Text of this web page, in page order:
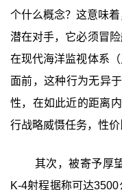
个什么概念？这意味
潜在对手，它必须冒
在现代海洋监视体系
面前，这种行为无异
性，在如此近的距离
行战略威慑任务，性价
其次，被寄予厚
K-4射程据称可达